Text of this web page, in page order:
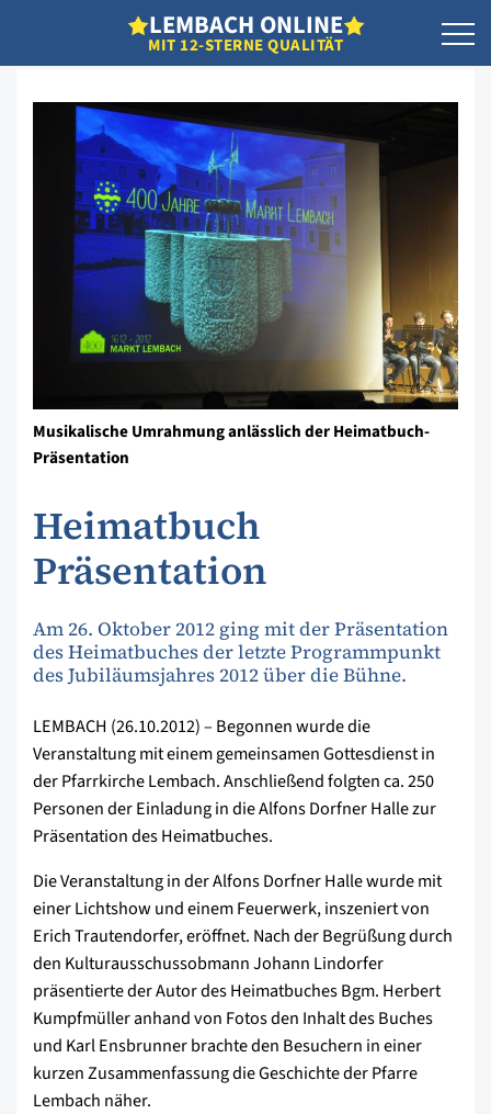
LEMBACH ONLINE
MIT 12-STERNE QUALITÄT
Musikalische Umrahmung anlässlich der Heimatbuch-
Präsentation
Heimatbuch
Präsentation
Am 26. Oktober 2012 ging mit der Präsentation
des Heimatbuches der letzte Programmpunkt
des Jubiläumsjahres 2012 über die Bühne.
LEMBACH (26.10.2012) – Begonnen wurde die
Veranstaltung mit einem gemeinsamen Gottesdienst in
der Pfarrkirche Lembach. Anschließend folgten ca. 250
Personen der Einladung in die Alfons Dorfner Halle zur
Präsentation des Heimatbuches.
Die Veranstaltung in der Alfons Dorfner Halle wurde mit
einer Lichtshow und einem Feuerwerk, inszeniert von
Erich Trautendorfer, eröffnet. Nach der Begrüßung durch
den Kulturausschussobmann Johann Lindorfer
präsentierte der Autor des Heimatbuches Bgm. Herbert
Kumpfmüller anhand von Fotos den Inhalt des Buches
und Karl Ensbrunner brachte den Besuchern in einer
kurzen Zusammenfassung die Geschichte der Pfarre
Lembach näher.